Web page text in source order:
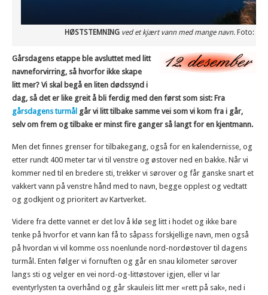
HØSTSTEMNING ved et kjært vann med mange navn.Foto:
Gårsdagens etappe ble avsluttet med litt
navneforvirring, så hvorfor ikke skape
litt mer? Vi skal begå en liten dødssynd i
dag, så det er like greit å bli ferdig med den først som sist: Fra
gårsdagens turmål går vi litt tilbake samme vei som vi kom fra i går,
selv om frem og tilbake er minst fire ganger så langt for en kjentmann.
Men det finnes grenser for tilbakegang, også for en kalendernisse, og
etter rundt 400 meter tar vi til venstre og østover ned en bakke. Når vi
kommer ned til en bredere sti, trekker vi sørover og får ganske snart et
vakkert vann på venstre hånd med to navn, begge opplest og vedtatt
og godkjent og prioritert av Kartverket.
Videre fra dette vannet er det lov å klø seg litt i hodet og ikke bare
tenke på hvorfor et vann kan få to såpass forskjellige navn, men også
på hvordan vi vil komme oss noenlunde nord-nordøstover til dagens
turmål. Enten følger vi fornuften og går en snau kilometer sørover
langs sti og velger en vei nord-og-littøstover igjen, eller vi lar
eventyrlysten ta overhånd og går skauleis litt mer «rett på sak», ned i